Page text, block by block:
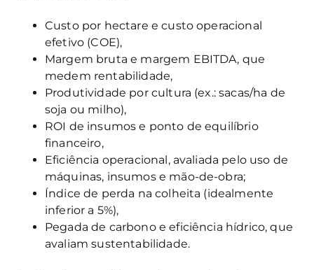
Custo por hectare e custo operacional
efetivo (COE),
Margem bruta e margem EBITDA, que
medem rentabilidade,
Produtividade por cultura (ex.: sacas/ha de
soja ou milho),
ROI de insumos e ponto de equilíbrio
financeiro,
Eficiência operacional, avaliada pelo uso de
máquinas, insumos e mão-de-obra;
Índice de perda na colheita (idealmente
inferior a 5%),
Pegada de carbono e eficiência hídrico, que
avaliam sustentabilidade.